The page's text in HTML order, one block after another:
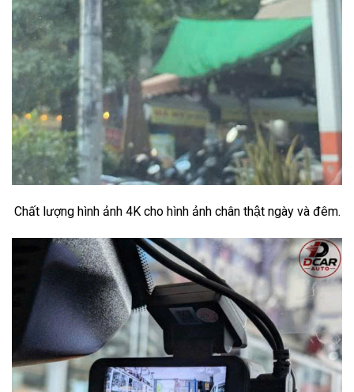
Chất lượng hình ảnh 4K cho hình ảnh chân thật ngày và đêm.